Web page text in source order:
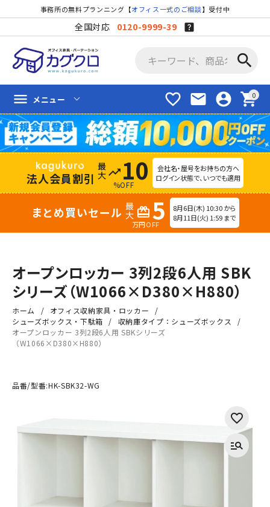
事務所の無料プランニング【オフィス一式のご相談】受付中
全国対応 0120-9999-39
search
favorite_border mail account_circle shopping_cart
menu メニュー
法人会員割引 trending_up 10
%OFF
会社名・屋号をお持ちの方へ
ログイン状態で、いつでも適用
まとめ買いセール redeem 5
万円OFF
8月6日(木) 10:30 から
8月11日(火) 1:59 まで
オープンロッカー 3列2段6人用 SBK
シリーズ（W1066×D380×H880）
ホーム
オフィス収納家具・ロッカー
シューズボックス・下駄箱
収納庫タイプ：シューズボックス
オープンロッカー 3列2段6人用 SBKシリーズ
（W1066×D380×H880）
品番/型番:HK-SBK32-WG